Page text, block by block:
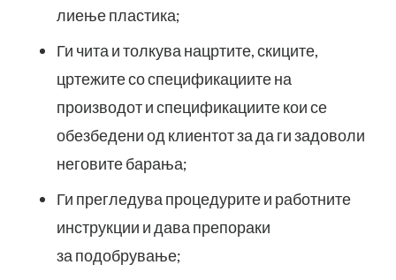
лиење пластика;
Ги чита и толкува нацртите, скиците,
цртежите со спецификациите на
производот и спецификациите кои се
обезбедени од клиентот за да ги задоволи
неговите барања;
Ги прегледува процедурите и работните
инструкции и дава препораки
за подобрување;